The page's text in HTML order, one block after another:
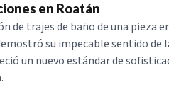
en Roatán
de trajes de baño de una pieza
su impecable sentido de
un nuevo estándar de